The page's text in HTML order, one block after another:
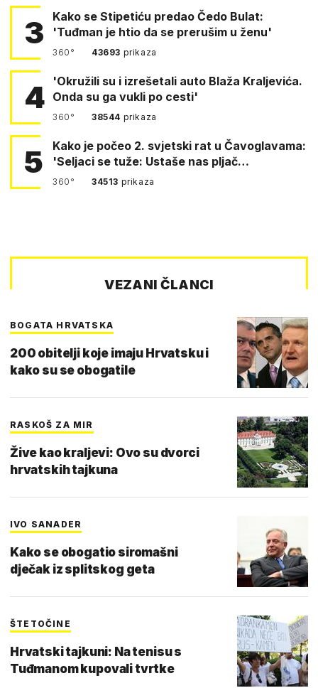
3
Kako se Stipetiću predao Čedo Bulat:
'Tuđman je htio da se prerušim u ženu'
360° 43693 prikaza
4
'Okružili su i izrešetali auto Blaža Kraljevića.
Onda su ga vukli po cesti'
360° 38544 prikaza
5
Kako je počeo 2. svjetski rat u Čavoglavama:
'Seljaci se tuže: Ustaše nas pljač…
360° 34513 prikaza
VEZANI ČLANCI
BOGATA HRVATSKA
200 obitelji koje imaju Hrvatsku i
kako su se obogatile
RASKOŠ ZA MIR
Žive kao kraljevi: Ovo su dvorci
hrvatskih tajkuna
IVO SANADER
Kako se obogatio siromašni
dječak iz splitskog geta
ŠTETOČINE
Hrvatski tajkuni: Na tenisu s
Tuđmanom kupovali tvrtke